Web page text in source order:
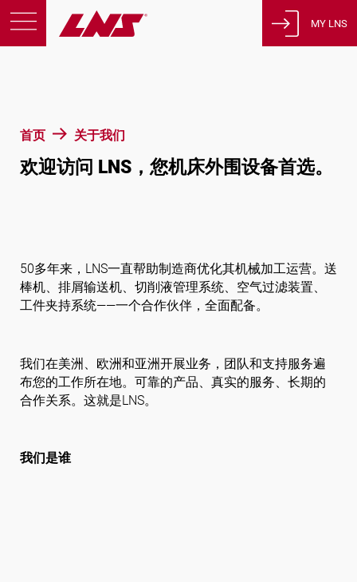
首页 关于我们
欢迎访问 LNS，您机床外围设备首选。
50多年来，LNS一直帮助制造商优化其机械加工运营。送
棒机、排屑输送机、切削液管理系统、空气过滤装置、
工件夹持系统——一个合作伙伴，全面配备。
我们在美洲、欧洲和亚洲开展业务，团队和支持服务遍
布您的工作所在地。可靠的产品、真实的服务、长期的
合作关系。这就是LNS。
我们是谁
征才
瑞士
简体中文
MY LNS